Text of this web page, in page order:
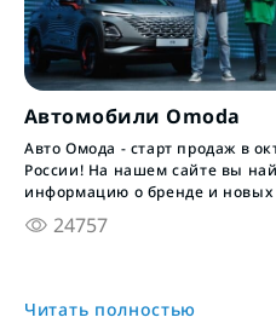
Автомобили Omoda
Авто Омода - старт продаж в
России! На нашем сайте вы
информацию о бренде и новых
24757
Читать полностью